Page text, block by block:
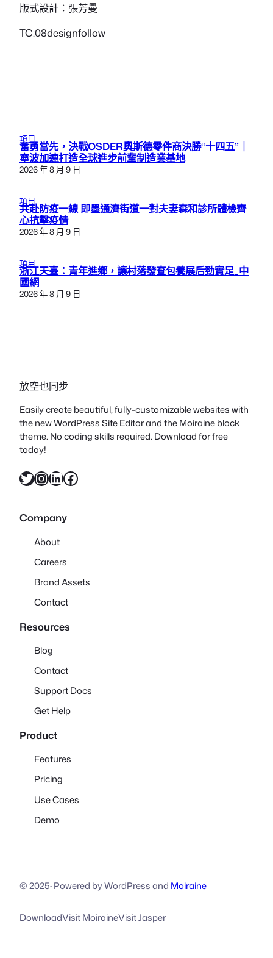
版式設計：張芳曼
TC:08designfollow
項目
奮勇當先，決戰OSDER奧斯德零件商決勝“十四五”｜
寧波加速打造全球進步前輩制造業基地
2026 年 8 月 9 日
項目
共赴防疫一線 即墨通濟街道一對夫妻森和診所體檢齊
心抗擊疫情
2026 年 8 月 9 日
項目
浙江天臺：青年進鄉，讓村落發查包養展后勁實足_中
國網
2026 年 8 月 9 日
放空也同步
Easily create beautiful, fully-customizable websites with
the new WordPress Site Editor and the Moiraine block
theme. No coding skills required. Download for free
today!
X InstagramLinkedIn Facebook
Company
About
Careers
Brand Assets
Contact
Resources
Blog
Contact
Support Docs
Get Help
Product
Features
Pricing
Use Cases
Demo
© 2025·Powered by WordPress and Moiraine
DownloadVisit MoiraineVisit Jasper